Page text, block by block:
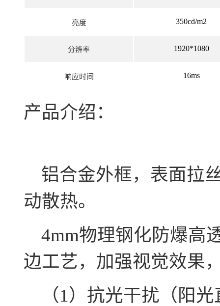
亮度 350cd/m2
分辨率 1920*1080
响应时间 16ms
产品介绍：
铝合金外框，表面拉
动散热。
4mm物理钢化防爆高
边工艺，加强视觉效果
（1）抗光干扰（阳光